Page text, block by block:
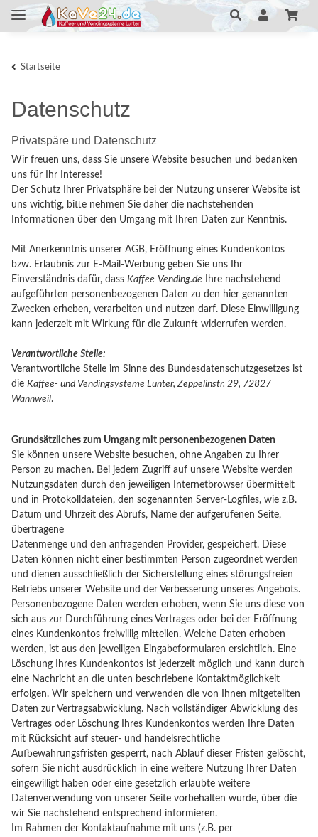
Startseite
Datenschutz
Privatspäre und Datenschutz
Wir freuen uns, dass Sie unsere Website besuchen und bedanken
uns für Ihr Interesse!
Der Schutz Ihrer Privatsphäre bei der Nutzung unserer Website ist
uns wichtig, bitte nehmen Sie daher die nachstehenden
Informationen über den Umgang mit Ihren Daten zur Kenntnis.
Mit Anerkenntnis unserer AGB, Eröffnung eines Kundenkontos
bzw. Erlaubnis zur E-Mail-Werbung geben Sie uns Ihr
Einverständnis dafür, dass Kaffee-Vending.de Ihre nachstehend
aufgeführten personenbezogenen Daten zu den hier genannten
Zwecken erheben, verarbeiten und nutzen darf. Diese Einwilligung
kann jederzeit mit Wirkung für die Zukunft widerrufen werden.
Verantwortliche Stelle:
Verantwortliche Stelle im Sinne des Bundesdatenschutzgesetzes ist
die Kaffee- und Vendingsysteme Lunter, Zeppelinstr. 29, 72827
Wannweil.
Grundsätzliches zum Umgang mit personenbezogenen Daten
Sie können unsere Website besuchen, ohne Angaben zu Ihrer
Person zu machen. Bei jedem Zugriff auf unsere Website werden
Nutzungsdaten durch den jeweiligen Internetbrowser übermittelt
und in Protokolldateien, den sogenannten Server-Logfiles, wie z.B.
Datum und Uhrzeit des Abrufs, Name der aufgerufenen Seite,
übertragene
Datenmenge und den anfragenden Provider, gespeichert. Diese
Daten können nicht einer bestimmten Person zugeordnet werden
und dienen ausschließlich der Sicherstellung eines störungsfreien
Betriebs unserer Website und der Verbesserung unseres Angebots.
Personenbezogene Daten werden erhoben, wenn Sie uns diese von
sich aus zur Durchführung eines Vertrages oder bei der Eröffnung
eines Kundenkontos freiwillig mitteilen. Welche Daten erhoben
werden, ist aus den jeweiligen Eingabeformularen ersichtlich. Eine
Löschung Ihres Kundenkontos ist jederzeit möglich und kann durch
eine Nachricht an die unten beschriebene Kontaktmöglichkeit
erfolgen. Wir speichern und verwenden die von Ihnen mitgeteilten
Daten zur Vertragsabwicklung. Nach vollständiger Abwicklung des
Vertrages oder Löschung Ihres Kundenkontos werden Ihre Daten
mit Rücksicht auf steuer- und handelsrechtliche
Aufbewahrungsfristen gesperrt, nach Ablauf dieser Fristen gelöscht,
sofern Sie nicht ausdrücklich in eine weitere Nutzung Ihrer Daten
eingewilligt haben oder eine gesetzlich erlaubte weitere
Datenverwendung von unserer Seite vorbehalten wurde, über die
wir Sie nachstehend entsprechend informieren.
Im Rahmen der Kontaktaufnahme mit uns (z.B. per